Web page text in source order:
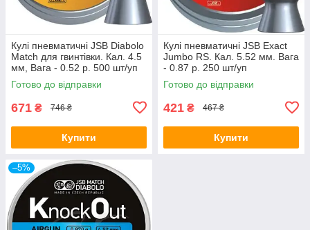
Кулі пневматичні JSB Diabolo
Match для гвинтівки. Кал. 4.5
мм, Вага - 0.52 р. 500 шт/уп
Готово до відправки
671 ₴ 746 ₴
Купити
Кулі пневматичні JSB Exact
Jumbo RS. Кал. 5.52 мм. Вага
- 0.87 р. 250 шт/уп
Готово до відправки
421 ₴ 467 ₴
Купити
–5%